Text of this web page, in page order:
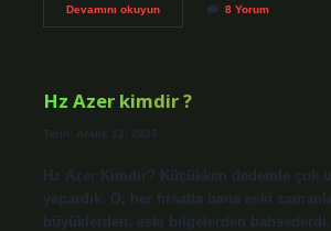
Devamını okuyunAzer
8 Yorum
Hz Azer kimdir ?
Tarih: Aralık 12, 2025
Hz Azer Kimdir? Küçükken dedemle çok
yapardık. O, her fırsatta bana eski
büyüklerden, eski bilgelerden